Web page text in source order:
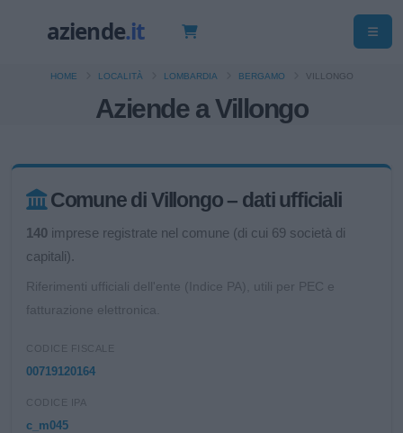
Aziende a Villongo
HOME LOCALITÀ LOMBARDIA BERGAMO VILLONGO
Comune di Villongo – dati ufficiali
140 imprese registrate nel comune (di cui 69 società di
capitali).
Riferimenti ufficiali dell'ente (Indice PA), utili per PEC e
fatturazione elettronica.
CODICE FISCALE
00719120164
CODICE IPA
c_m045